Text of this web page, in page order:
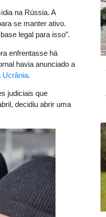
na Rússia. A
se manter ativo.
legal para isso”.
enfrentasse há
havia anunciado a
Ucrânia.
judiciais que
decidiu abrir uma